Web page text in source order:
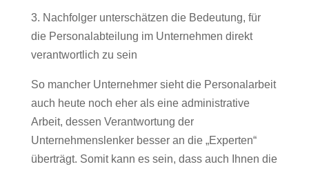
3. Nachfolger unterschätzen die Bedeutung, für
die Personalabteilung im Unternehmen direkt
verantwortlich zu sein
So mancher Unternehmer sieht die Personalarbeit
auch heute noch eher als eine administrative
Arbeit, dessen Verantwortung der
Unternehmenslenker besser an die „Experten“
überträgt. Somit kann es sein, dass auch Ihnen die